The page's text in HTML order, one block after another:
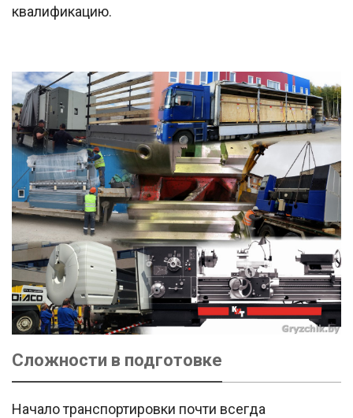
квалификацию.
Сложности в подготовке
Начало транспортировки почти всегда